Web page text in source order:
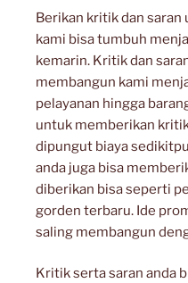
Berikan kritik dan saran
kami bisa tumbuh
kemarin. Kritik dan
membangun kami
pelayanan hingga
untuk memberikan
dipungut biaya
anda juga bisa
diberikan bisa seperti
gorden terbaru. Ide
saling membangun
Kritik serta saran anda